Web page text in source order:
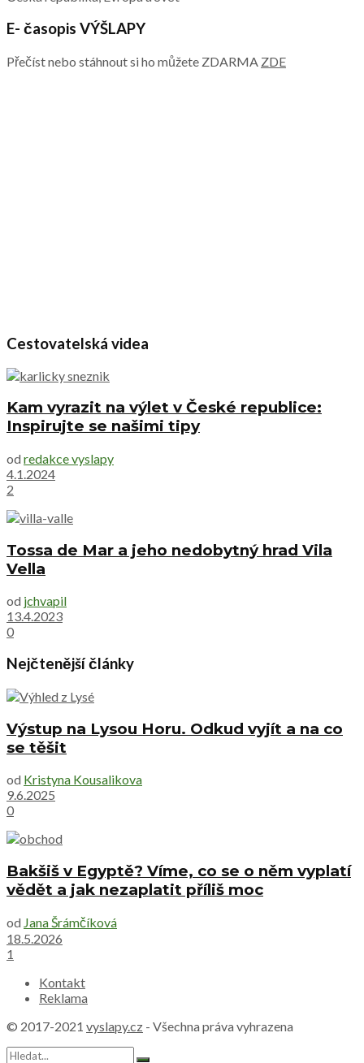
E- časopis VÝŠLAPY
Přečíst nebo stáhnout si ho můžete ZDARMA ZDE
Cestovatelská videa
Kam vyrazit na výlet v České republice:
Inspirujte se našimi tipy
od redakce vyslapy
4.1.2024
2
Tossa de Mar a jeho nedobytný hrad Vila
Vella
od jchvapil
13.4.2023
0
Nejčtenější články
Výstup na Lysou Horu. Odkud vyjít a na co
se těšit
od Kristyna Kousalikova
9.6.2025
0
Bakšiš v Egyptě? Víme, co se o něm vyplatí
vědět a jak nezaplatit příliš moc
od Jana Šrámčíková
18.5.2026
1
Kontakt
Reklama
© 2017-2021 vyslapy.cz - Všechna práva vyhrazena